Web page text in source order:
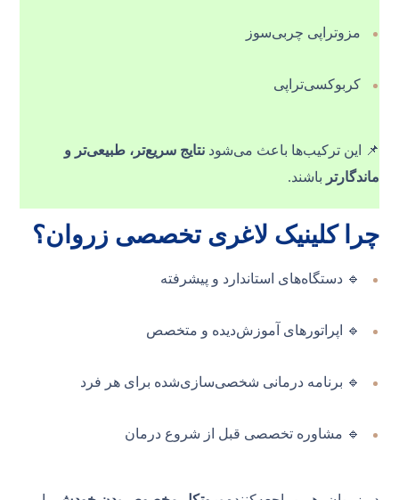
مزوتراپی چربی‌سوز
کربوکسی‌تراپی
📌 این ترکیب‌ها باعث می‌شودنتایج سریع‌تر، طبیعی‌تر و
ماندگارتر باشند.
چرا کلینیک لاغری تخصصی زروان؟
🔹 دستگاه‌های استاندارد و پیشرفته
🔹 اپراتورهای آموزش‌دیده و متخصص
🔹 برنامه درمانی شخصی‌سازی‌شده برای هر فرد
🔹 مشاوره تخصصی قبل از شروع درمان